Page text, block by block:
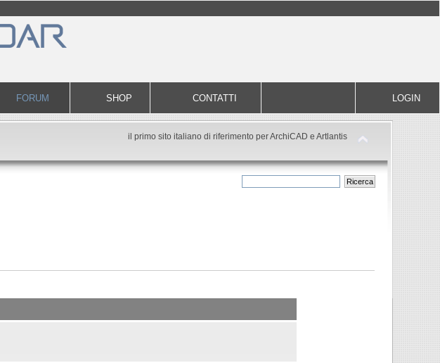
FORUM SHOP CONTATTI LOGIN
il primo sito italiano di riferimento per ArchiCAD e Artlantis